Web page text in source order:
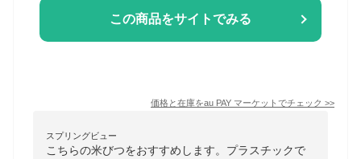
この商品をサイトでみる
価格と在庫をau PAY マーケット でチェック >>
スプリングビュー
こちらの米びつをおすすめします。プラスチックで